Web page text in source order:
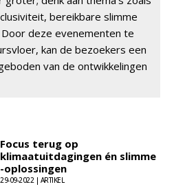
bereikbare slimme
deze evenementen te
kan de bezoekers een
van de ontwikkelingen
Focus terug op
klimaatuitdagingen én slimme
-oplossingen
29-09-2022 | ARTIKEL